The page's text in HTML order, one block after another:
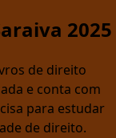
2025
de direito
e conta com
para estudar
de direito.